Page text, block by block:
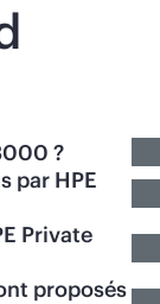
?
par HPE
Private
proposés